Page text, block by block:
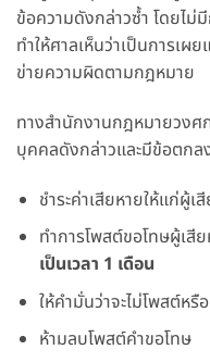
ข้อความดังกล่าวซ้ำ โดยไม่
ทำให้ศาลเห็นว่าเป็นการเผ
ข่ายความผิดตามกฎหมาย
ทางสำนักงานกฎหมายวง
บุคคลดังกล่าวและมีข้อตก
ชำระค่าเสียหายให้แก่ผู้เ
ทำการโพสต์ขอโทษผู้เสี
เป็นเวลา 1 เดือน
ให้คำมั่นว่าจะไม่โพสต์ห
ห้ามลบโพสต์คำขอโทษ